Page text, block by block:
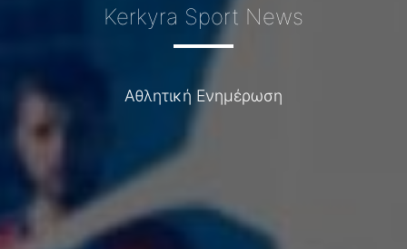
Kerkyra Sport News
Αθλητική Ενημέρωση